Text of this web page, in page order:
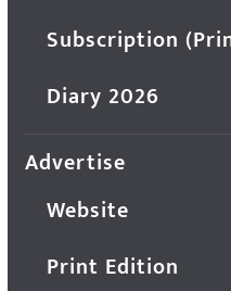
Subscription
Diary 2026
Advertise
Website
Print Edition